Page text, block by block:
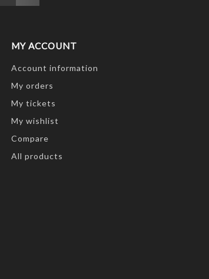
MY ACCOUNT
Account information
My orders
My tickets
My wishlist
Compare
All products